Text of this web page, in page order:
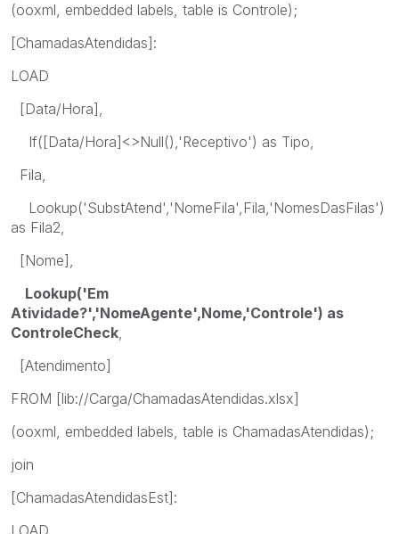
(ooxml, embedded labels, table is Controle);
[ChamadasAtendidas]:
LOAD
[Data/Hora],
If([Data/Hora]<>Null(),'Receptivo') as Tipo,
Fila,
Lookup('SubstAtend','NomeFila',Fila,'NomesDasFilas')
as Fila2,
[Nome],
Lookup('Em
Atividade?','NomeAgente',Nome,'Controle') as
ControleCheck,
[Atendimento]
FROM [lib://Carga/ChamadasAtendidas.xlsx]
(ooxml, embedded labels, table is ChamadasAtendidas);
join
[ChamadasAtendidasEst]: